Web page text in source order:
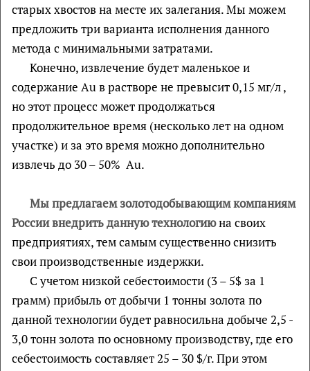
старых хвостов на месте их залегания. Мы можем
предложить три варианта исполнения данного
метода с минимальными затратами.
Конечно, извлечение будет маленькое и
содержание Au в растворе не превысит 0,15 мг/л ,
но этот процесс может продолжаться
продолжительное время (несколько лет на одном
участке) и за это время можно дополнительно
извлечь до 30 – 50% Au.
Мы предлагаем золотодобывающим компаниям
России внедрить данную технологиюна своих
предприятиях, тем самым существенно снизить
свои производственные издержки.
С учетом низкой себестоимости (3 – 5$ за 1
грамм) прибыль от добычи 1 тонны золота по
данной технологии будет равносильна добыче 2,5 -
3,0 тонн золота по основному производству, где его
себестоимость составляет 25 – 30 $/г. При этом